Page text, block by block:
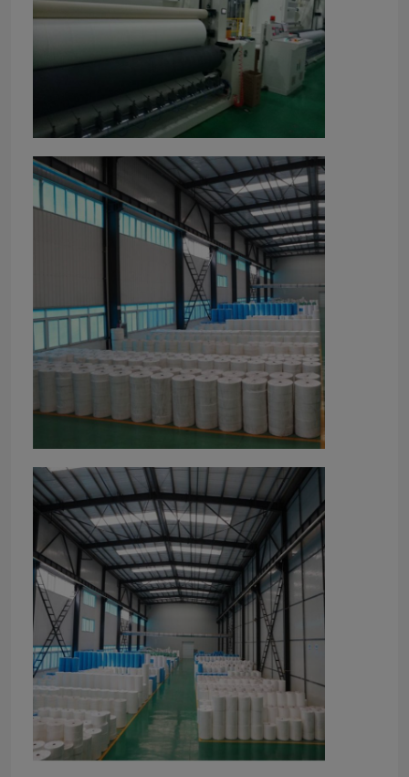
Nicht Gewebe
PP Spunbond nicht gewebter Stoff
spunlace Vliesstoffgewebe
Kleiderzusätze
Nähende Schulterpolster
Nicht gewebte Nadelstiche